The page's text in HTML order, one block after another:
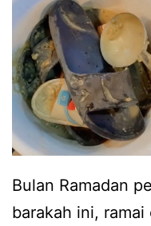
Bulan Ramadan
barakah ini,